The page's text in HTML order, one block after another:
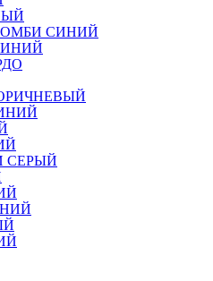
СИНИЙ
СЕРЫЙ